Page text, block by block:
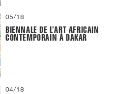
05/18
BIENNALE DE L’ART AFRICAIN
CONTEMPORAIN À DAKAR
04/18